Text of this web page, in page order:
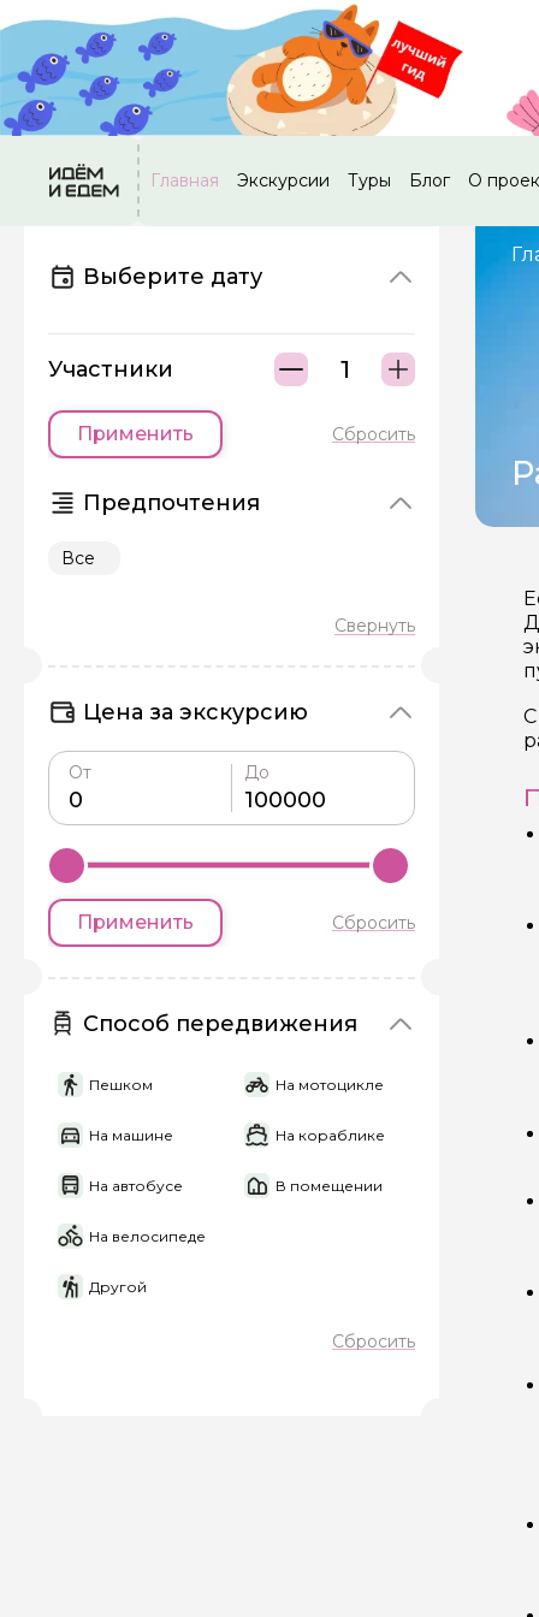
Главная Экскурсии Туры Блог О
Выберите дату
Участники
Применить Сбросить
Предпочтения
Все
Цена за экскурсию
От До
Применить Сбросить
Способ передвижения
Пешком На мотоцикле
На машине На кораблике
На автобусе В помещении
На велосипеде
Другой
Сбросить
С
Задайте
Вопросы и
Если у вас есть
Я даю своё согласие